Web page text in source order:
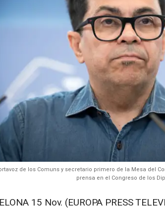
de los Comuns y secretario primero de la Mesa del
prensa en el Congreso de los
15 Nov. (EUROPA PRESS